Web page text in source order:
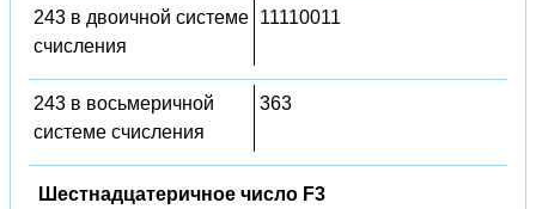
243 в двоичной системе
счисления
11110011
243 в восьмеричной
системе счисления
363
Шестнадцатеричное число F3